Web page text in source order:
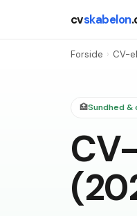
cvskabelon
Forside › CV-
🏥Sundhed &